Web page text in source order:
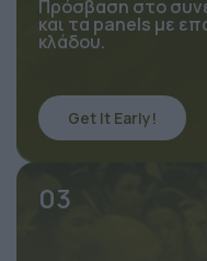
Πρόσβαση στο
και τα panels με
Get It Early!